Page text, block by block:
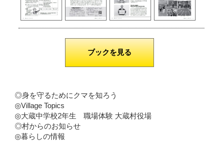
ブックを見る
◎身を守るためにクマを知ろう
◎Village Topics
◎大蔵中学校2年生 職場体験 大蔵村役場
◎村からのお知らせ
◎暮らしの情報